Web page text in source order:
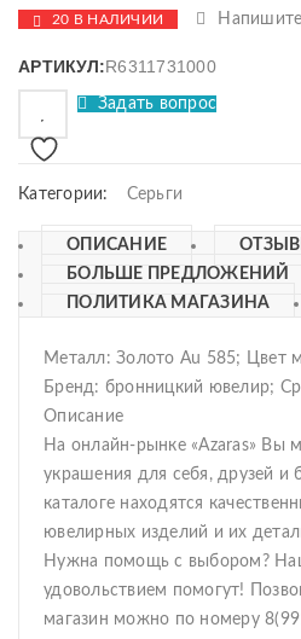
20 В НАЛИЧИИ
АРТИКУЛ:R6311731000
Задать вопрос
Категории: Серьги
ОПИСАНИЕ
БОЛЬШЕ ПРЕДЛОЖЕНИЙ
ПОЛИТИКА МАГАЗИНА
Металл: Золото Au 585; Цвет
Бренд: бронницкий ювелир;
Описание
На онлайн-рынке «Azaras» Вы
украшения для себя, друзей и
каталоге находятся
ювелирных изделий и их
Нужна помощь с выбором?
удовольствием помогут!
магазин можно по номеру